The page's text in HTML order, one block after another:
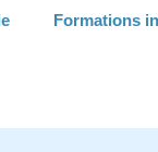
Formations